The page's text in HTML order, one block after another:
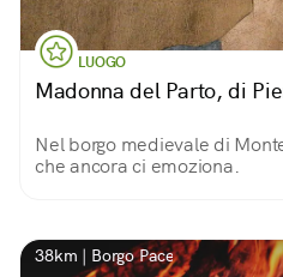
LUOGO
Madonna del Parto, di
Nel borgo medievale di
che ancora ci emoziona.
38km | Borgo Pace